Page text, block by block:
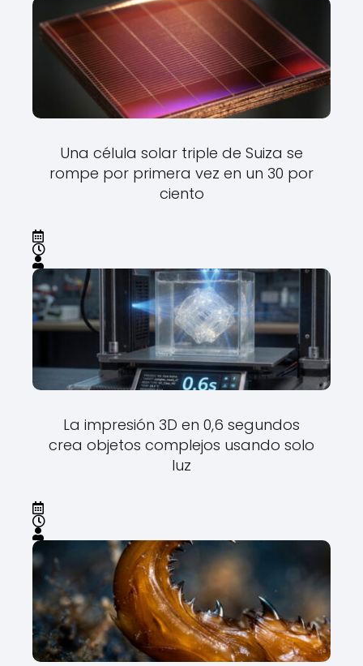
Una célula solar triple de Suiza se
rompe por primera vez en un 30 por
ciento
La impresión 3D en 0,6 segundos
crea objetos complejos usando solo
luz